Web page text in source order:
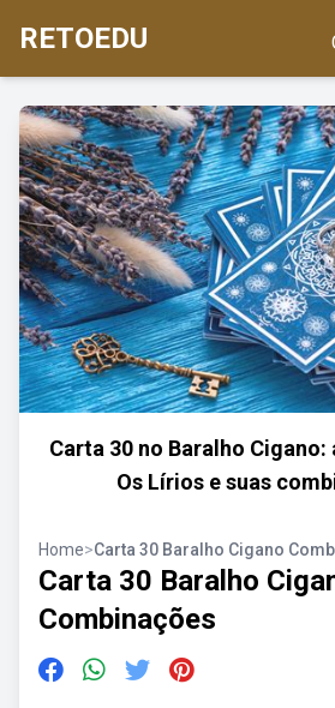
RETOEDU
Carta 30 no Baralho Cigano:
Os Lírios e suas
Home>Carta 30 Baralho Cigano
Carta 30 Baralho
Combinações